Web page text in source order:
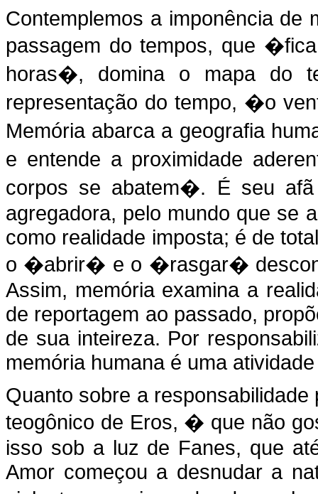
Contemplemos a imponência de
passagem do tempos, que
horas�, domina o mapa do
representação do tempo, �o
Memória abarca a geografia
e entende a proximidade
corpos se abatem�. É seu afã
agregadora, pelo mundo que se
como realidade imposta; é de
o �abrir� e o �rasgar�
Assim, memória examina a
de reportagem ao passado,
de sua inteireza. Por
memória humana é uma
Quanto sobre a
teogônico de Eros, � que não
isso sob a luz de Fanes, que
Amor começou a desnudar a